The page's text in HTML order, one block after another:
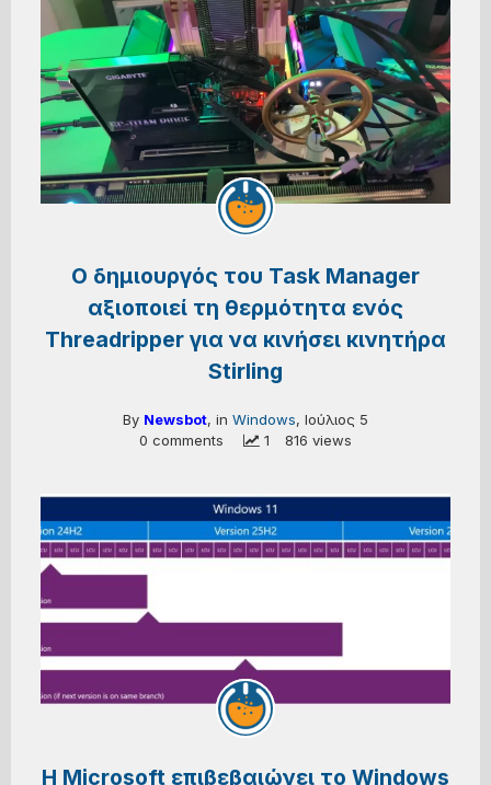
Ο δημιουργός του Task Manager
αξιοποιεί τη θερμότητα ενός
Threadripper για να κινήσει κινητήρα
Stirling
By Newsbot, in Windows, Ιούλιος 5
0 comments
1 816 views
H Microsoft επιβεβαιώνει το Windows